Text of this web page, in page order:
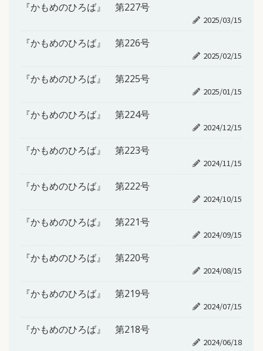
『かもめのひろば』 第227号
2025/03/15
『かもめのひろば』 第226号
2025/02/15
『かもめのひろば』 第225号
2025/01/15
『かもめのひろば』 第224号
2024/12/15
『かもめのひろば』 第223号
2024/11/15
『かもめのひろば』 第222号
2024/10/15
『かもめのひろば』 第221号
2024/09/15
『かもめのひろば』 第220号
2024/08/15
『かもめのひろば』 第219号
2024/07/15
『かもめのひろば』 第218号
2024/06/18